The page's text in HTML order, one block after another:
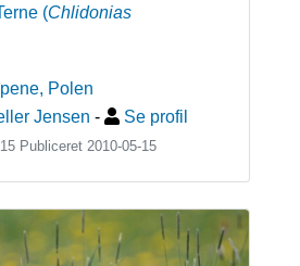
(Chlidonias
, Polen
Jensen - Se profil
Publiceret 2010-05-15